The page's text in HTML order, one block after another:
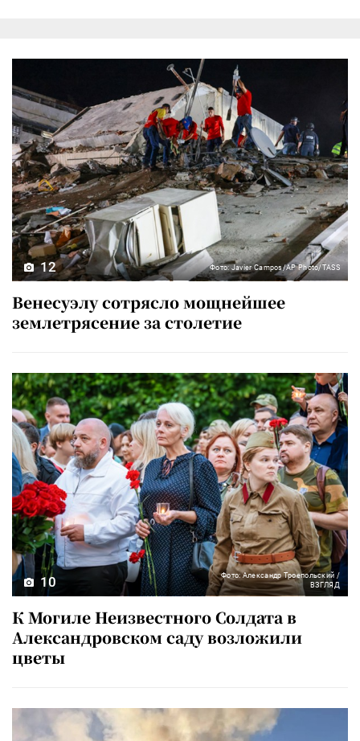
12 Фото: Javier Campos/AP Photo/TASS
Венесуэлу сотрясло мощнейшее
землетрясение за столетие
10
Фото: Александр Троепольский /
ВЗГЛЯД
К Могиле Неизвестного Солдата в
Александровском саду возложили
цветы